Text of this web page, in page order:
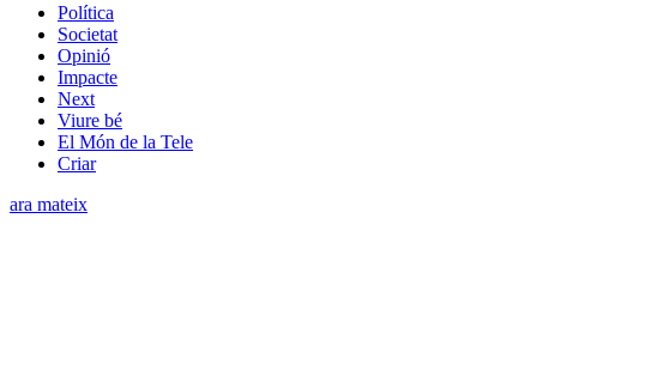
Política
Societat
Opinió
Impacte
Next
Viure bé
El Món de la Tele
Criar
ara mateix